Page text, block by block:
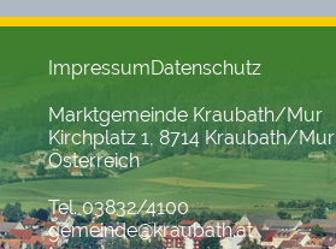
ImpressumDatenschutz
Marktgemeinde Kraubath/Mur
Kirchplatz 1, 8714 Kraubath/Mur
Österreich
Tel. 03832/4100
gemeinde@kraubath.at